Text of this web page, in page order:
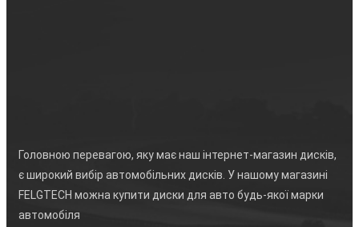
Головною перевагою, яку має наш інтернет-магазин дисків,
є широкий вибір автомобільних дисків. У нашому магазині
FELGTECH можна купити диски для авто будь-якої марки
автомобіля